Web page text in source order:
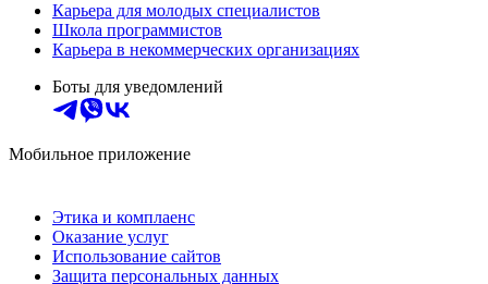
Карьера для молодых специалистов
Школа программистов
Карьера в некоммерческих организациях
Боты для уведомлений
Мобильное приложение
Этика и комплаенс
Оказание услуг
Использование сайтов
Защита персональных данных